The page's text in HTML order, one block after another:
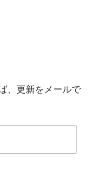
、更新をメールで